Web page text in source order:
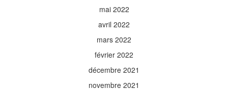
mai 2022
avril 2022
mars 2022
février 2022
décembre 2021
novembre 2021